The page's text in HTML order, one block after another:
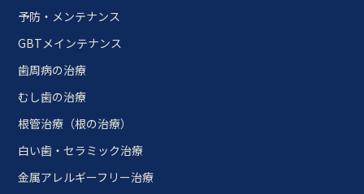
予防・メンテナンス
GBTメインテナンス
歯周病の治療
むし歯の治療
根管治療（根の治療）
白い歯・セラミック治療
金属アレルギーフリー治療